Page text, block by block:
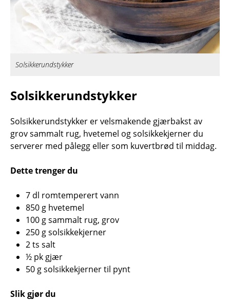
Solsikkerundstykker
Solsikkerundstykker
Solsikkerundstykker er velsmakende gjærbakst av
grov sammalt rug, hvetemel og solsikkekjerner du
serverer med pålegg eller som kuvertbrød til middag.
Dette trenger du
7 dl romtemperert vann
850 g hvetemel
100 g sammalt rug, grov
250 g solsikkekjerner
2 ts salt
½ pk gjær
50 g solsikkekjerner til pynt
Slik gjør du